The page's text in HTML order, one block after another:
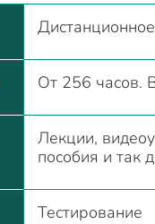
От 256 часов.
Лекции,
пособия и так
Тестирование